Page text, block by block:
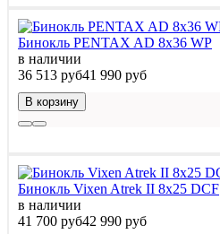
Бинокль PENTAX AD 8x36 WP
в наличии
36 513 руб41 990 руб
В корзину
Бинокль Vixen Atrek II 8x25 DCF
в наличии
41 700 руб42 990 руб